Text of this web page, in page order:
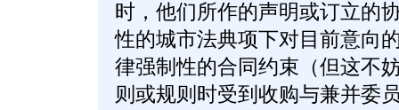
时，他们所作的声明或订立的
性的城市法典项下对目前意向
律强制性的合同约束（但这不
则或规则时受到收购与兼并委